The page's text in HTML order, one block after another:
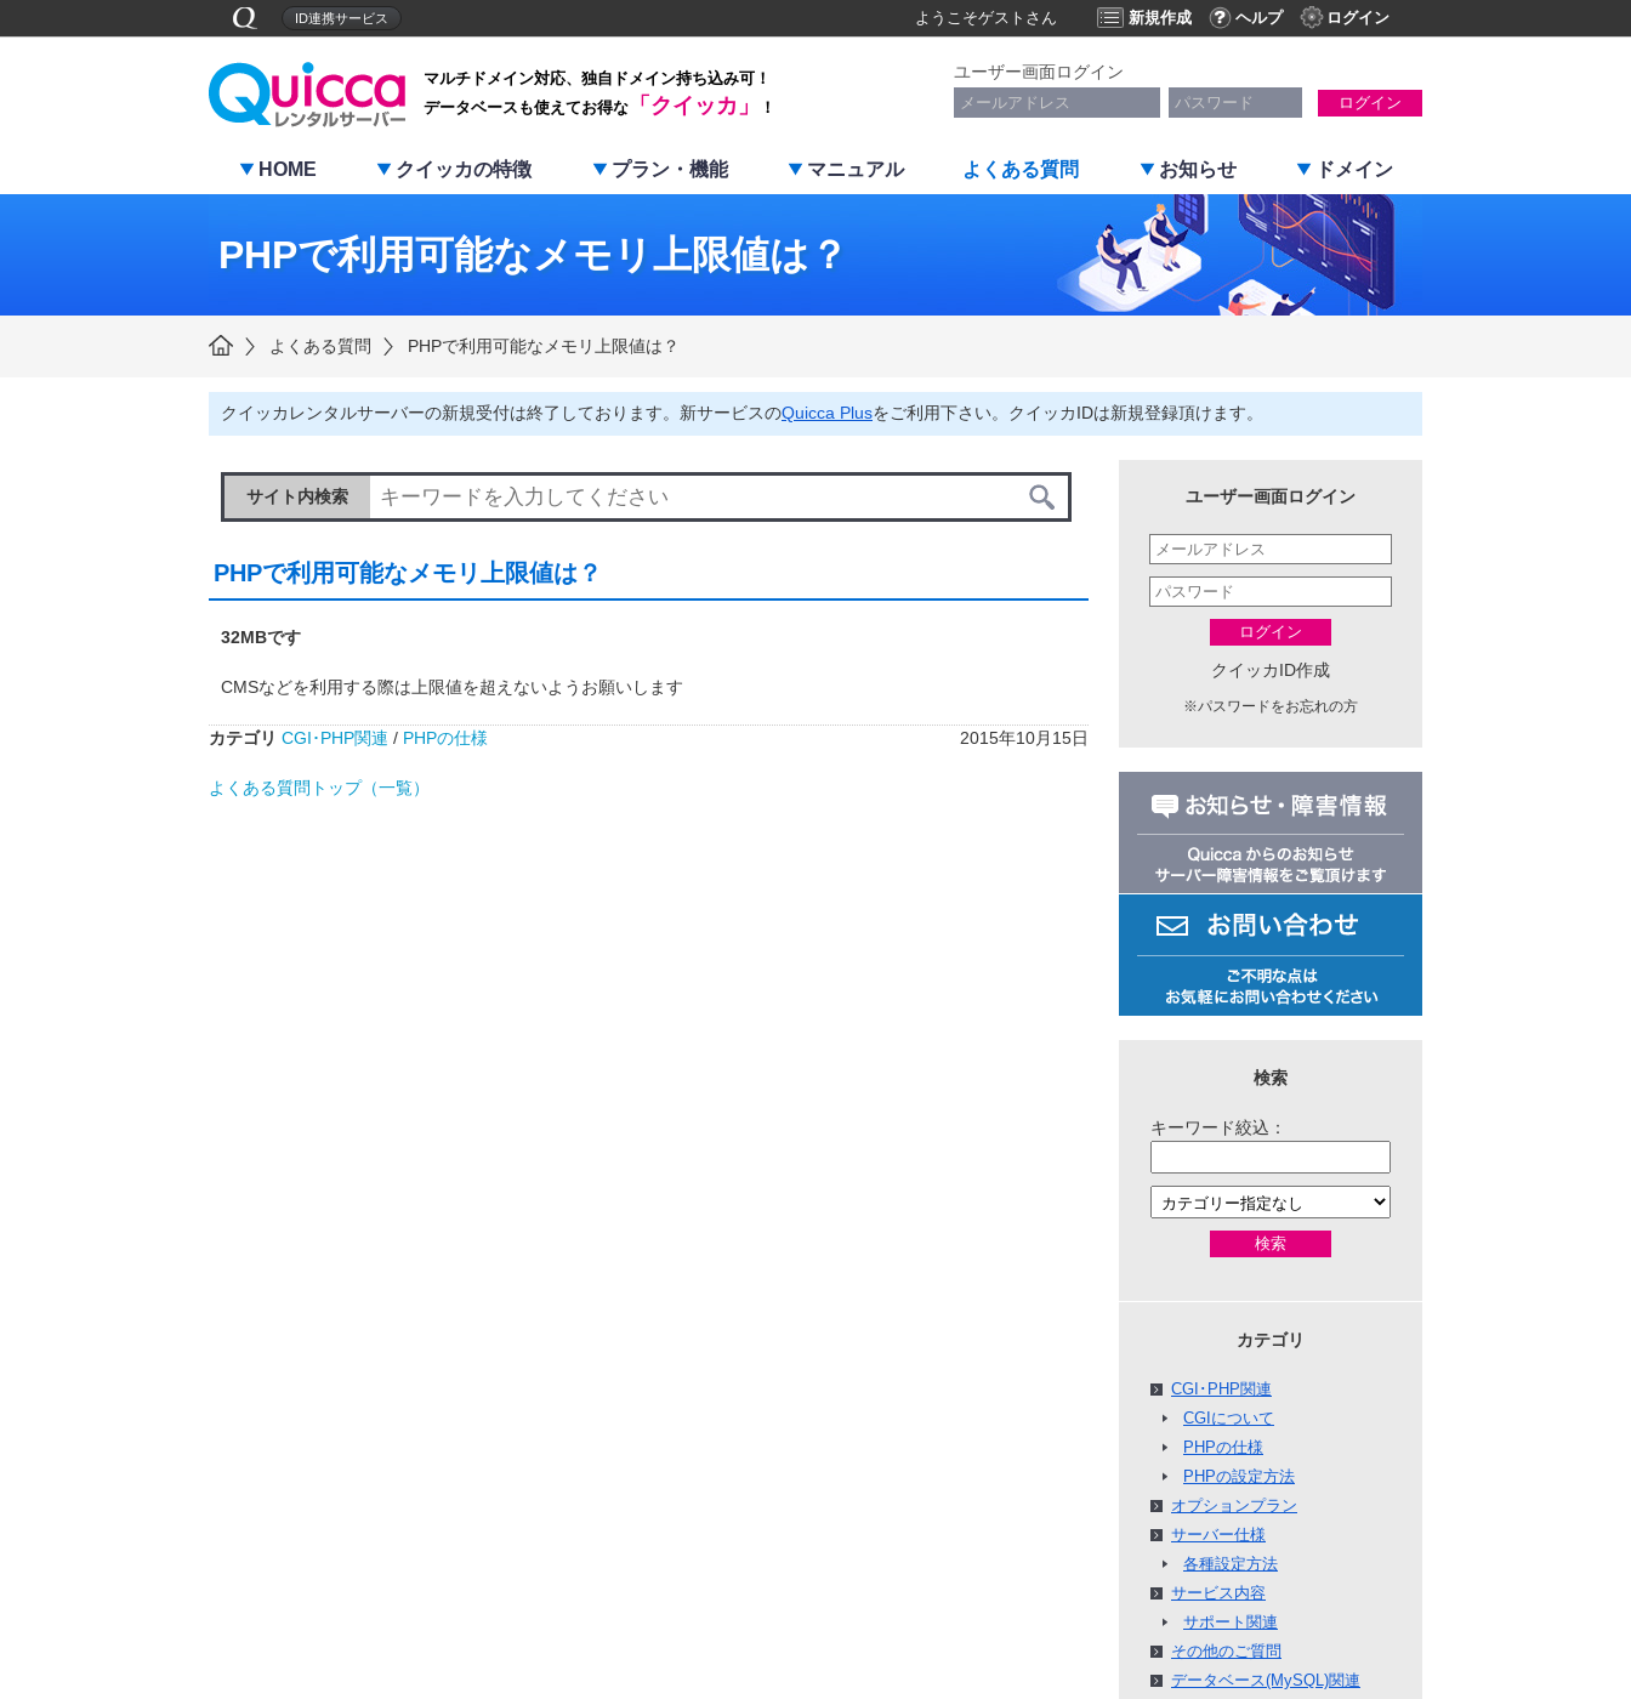
ID連携サービス ようこそゲスト さん 新規作成 ヘルプ ログイン
マルチドメイン対応、独自ドメイン持ち込み可！
データベースも使えてお得な
「クイッカ」 ！
ユーザー画面ログイン
ログイン
HOME クイッカの特徴 プラン・機能 マニュアル よくある質問 お知らせ ドメイン
PHPで利用可能なメモリ上限値は？
よくある質問 PHPで利用可能なメモリ上限値は？
クイッカレンタルサーバーの新規受付は終了しております。新サービスのQuicca Plusをご利用下さい。クイッカIDは新規登録頂けます。
サイト内検索
PHPで利用可能なメモリ上限値は？
32MBです
CMSなどを利用する際は上限値を超えないようお願いします
カテゴリ CGI･PHP関連 / PHPの仕様 2015年10月15日
よくある質問トップ（一覧）
ユーザー画面ログイン
ログイン
クイッカID作成
※パスワードをお忘れの方
検索
キーワード絞込：
検索
カテゴリ
CGI･PHP関連
CGIについて
PHPの仕様
PHPの設定方法
オプションプラン
サーバー仕様
各種設定方法
サービス内容
サポート関連
その他のご質問
データベース(MySQL)関連